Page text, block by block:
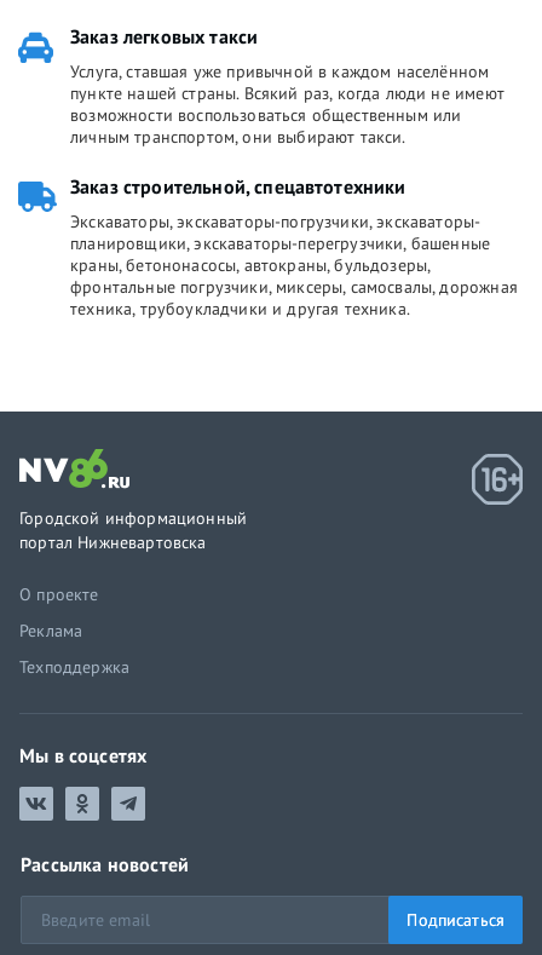
Заказ легковых такси
Услуга, ставшая уже привычной в каждом населённом
пункте нашей страны. Всякий раз, когда люди не имеют
возможности воспользоваться общественным или
личным транспортом, они выбирают такси.
Заказ строительной, спецавтотехники
Экскаваторы, экскаваторы-погрузчики, экскаваторы-
планировщики, экскаваторы-перегрузчики, башенные
краны, бетононасосы, автокраны, бульдозеры,
фронтальные погрузчики, миксеры, самосвалы, дорожная
техника, трубоукладчики и другая техника.
Городской информационный
портал Нижневартовска
О проекте
Реклама
Техподдержка
Мы в соцсетях
Рассылка новостей
Подписаться